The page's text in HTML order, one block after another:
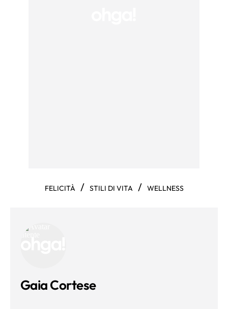
FELICITÀ / STILI DI VITA / WELLNESS
Gaia Cortese